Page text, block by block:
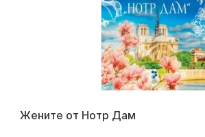
Жените от Нотр Дам